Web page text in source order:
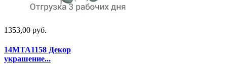
1353,00 руб.
14MTA1158 Декор
украшение...